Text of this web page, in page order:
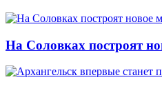
На Соловках построят